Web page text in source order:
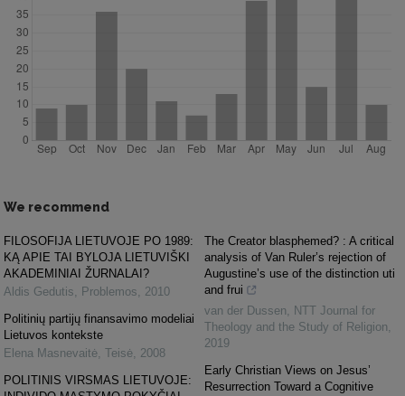
We recommend
FILOSOFIJA LIETUVOJE PO 1989:
KĄ APIE TAI BYLOJA LIETUVIŠKI
AKADEMINIAI ŽURNALAI?
Aldis Gedutis, Problemos, 2010
Politinių partijų finansavimo modeliai
Lietuvos kontekste
Elena Masnevaitė, Teisė, 2008
POLITINIS VIRSMAS LIETUVOJE:
The Creator blasphemed? : A critical
analysis of Van Ruler’s rejection of
Augustine’s use of the distinction uti
and frui
van der Dussen, NTT Journal for
Theology and the Study of Religion,
2019
Early Christian Views on Jesus’
Resurrection Toward a Cognitive